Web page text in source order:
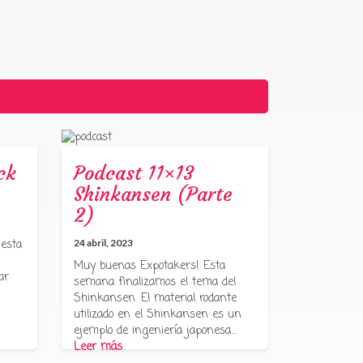
Podcast 11×13
Shinkansen (Parte
2)
24 abril, 2023
Muy buenas Expotakers! Esta
semana finalizamos el tema del
Shinkansen. El material rodante
utilizado en el Shinkansen es un
ejemplo de ingeniería japonesa…
Leer más